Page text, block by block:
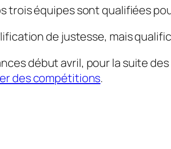
trois équipes sont qualifiées
de justesse, mais
début avril, pour la suite
des compétitions.